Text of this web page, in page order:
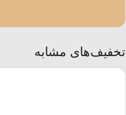
تخفیف‌های مشابه